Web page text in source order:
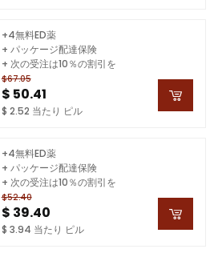
$67.05
$ 50.41
$ 2.52 当たり ピル
+4無料ED薬
+ パッケージ配達保険
+ 次の受注は10％の割引を
$52.40
$ 39.40
$ 3.94 当たり ピル
+4無料ED薬
+ パッケージ配達保険
+ 次の受注は10％の割引を